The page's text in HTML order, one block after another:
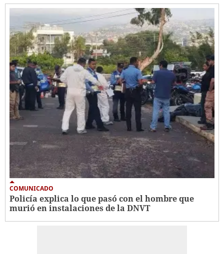
COMUNICADO
Policía explica lo que pasó con el hombre que
murió en instalaciones de la DNVT